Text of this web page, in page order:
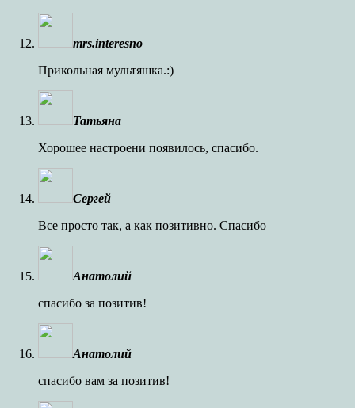
mrs.interesno
Прикольная мультяшка.:)
Татьяна
Хорошее настроени появилось, спасибо.
Сергей
Все просто так, а как позитивно. Спасибо
Анатолий
спасибо за позитив!
Анатолий
спасибо вам за позитив!